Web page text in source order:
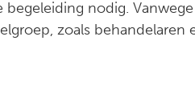
nodig.
zoals behandelaren